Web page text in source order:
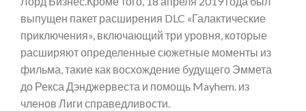
выпущен пакет расширения DLC «Галактические
приключения», включающий три уровня, которые
расширяют определенные сюжетные моменты из
фильма, такие как восхождение будущего Эммета
до Рекса Дэнджервеста и помощь Mayhem. из
членов Лиги справедливости.